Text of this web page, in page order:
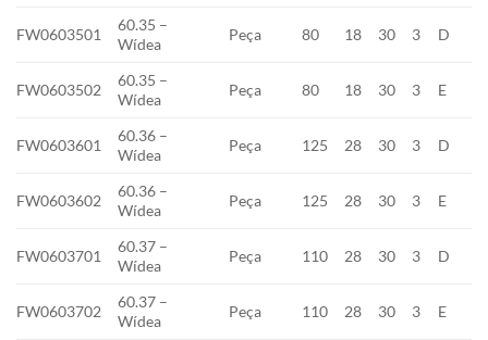
FW0603501
60.35 –
Wídea
Peça 80 18 30 3 D
FW0603502
60.35 –
Wídea
Peça 80 18 30 3 E
FW0603601
60.36 –
Wídea
Peça 125 28 30 3 D
FW0603602
60.36 –
Wídea
Peça 125 28 30 3 E
FW0603701
60.37 –
Wídea
Peça 110 28 30 3 D
FW0603702
60.37 –
Wídea
Peça 110 28 30 3 E